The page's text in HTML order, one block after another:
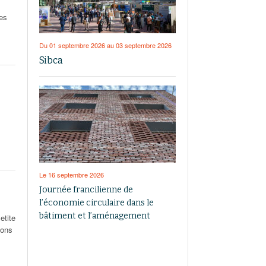
Du 01 septembre 2026 au 03 septembre 2026
Sibca
Le 16 septembre 2026
Journée francilienne de
l’économie circulaire dans le
bâtiment et l’aménagement